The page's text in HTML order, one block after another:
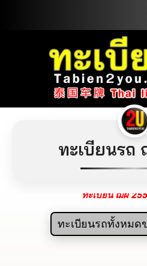
ทะเบียนรถ
ทะเบียน ฌผ